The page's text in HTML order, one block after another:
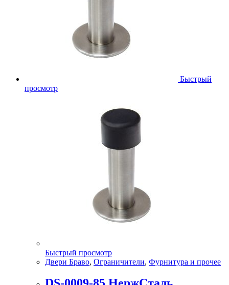
Быстрый
просмотр
Быстрый просмотр
Двери Браво, Ограничители, Фурнитура и прочее